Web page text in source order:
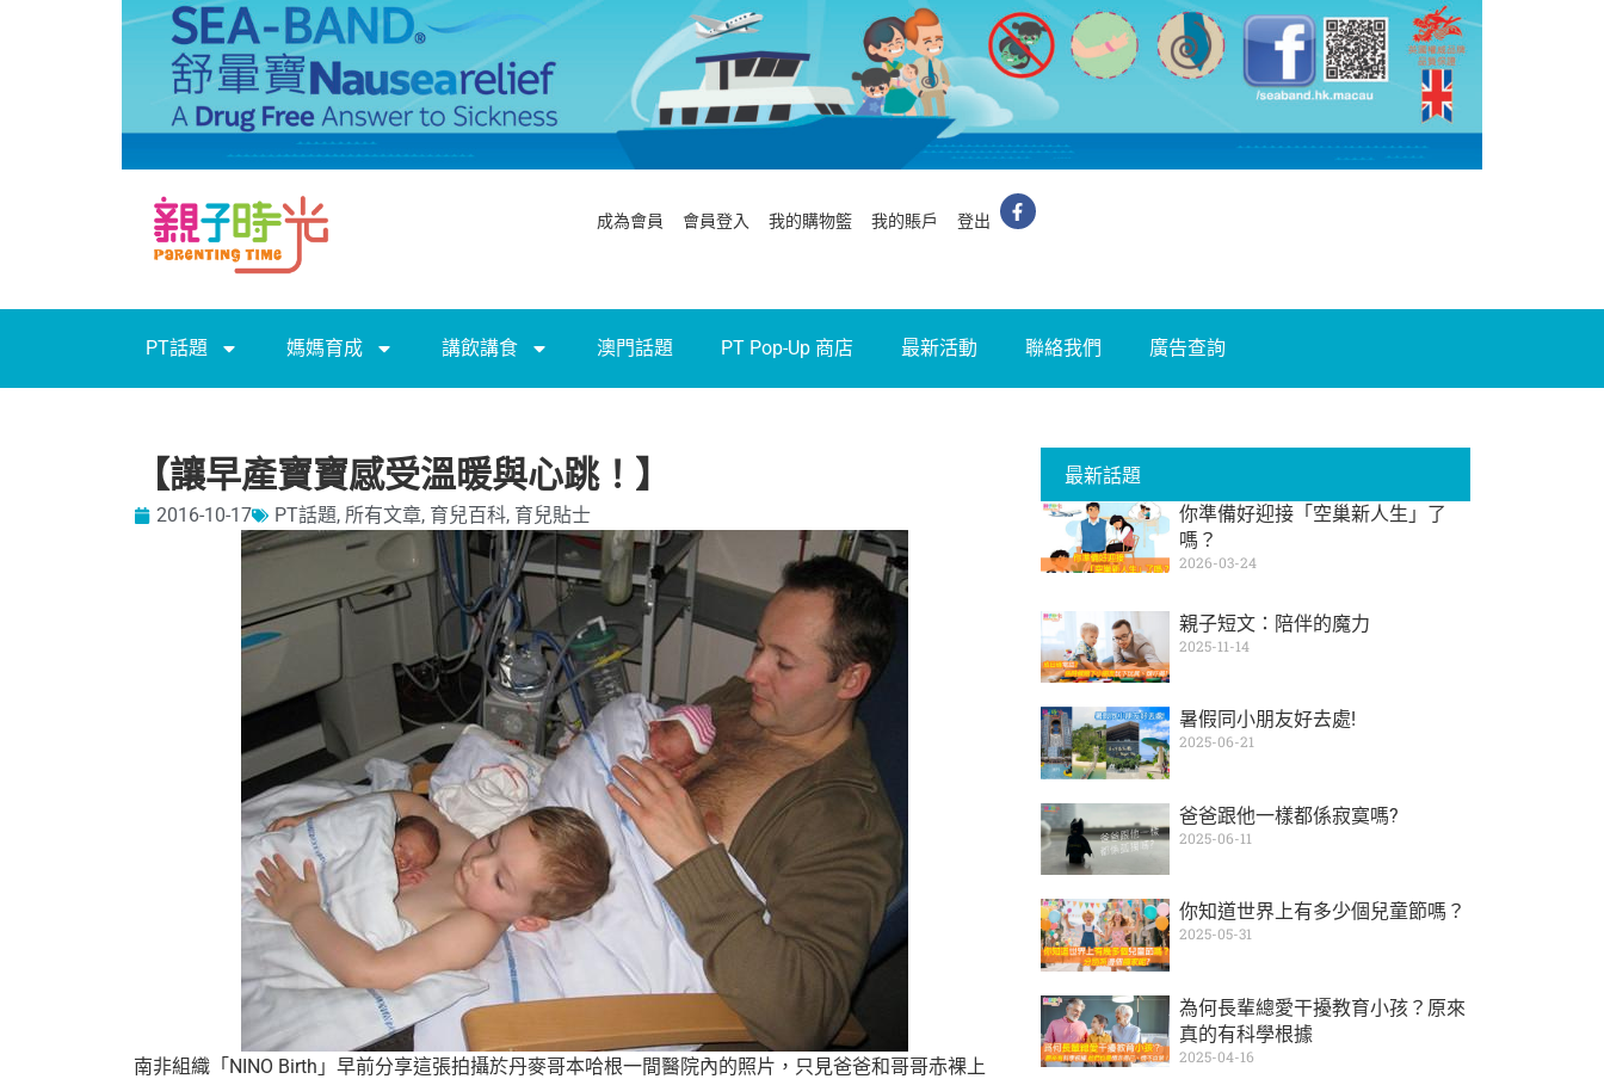
成為會員 會員登入 我的購物籃 我的賬戶 登出
PT話題 媽媽育成 講飲講食 澳門話題 PT Pop-Up 商店 最新活動 聯絡我們 廣告查詢
【讓早產寶寶感受溫暖與心跳！】
2016-10-17 PT話題, 所有文章, 育兒百科, 育兒貼士
南非組織「NINO Birth」早前分享這張拍攝於丹麥哥本哈根一間醫院內的照片， 只見爸爸和哥哥赤裸上
最新話題
你準備好迎接「空巢新人生」了
嗎？
2026-03-24
親子短文：陪伴的魔力
2025-11-14
暑假同小朋友好去處!
2025-06-21
爸爸跟他一樣都係寂寞嗎?
2025-06-11
你知道世界上有多少個兒童節嗎？
2025-05-31
為何長輩總愛干擾教育小孩？原來
真的有科學根據
2025-04-16